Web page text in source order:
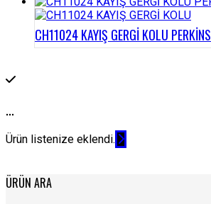
CH11024 KAYIŞ GERGİ KOLU PERKİNS
...
Ürün listenize eklendi.
ÜRÜN ARA